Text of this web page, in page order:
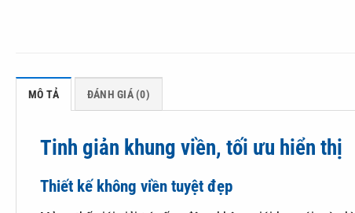
MÔ TẢ ĐÁNH GIÁ (0)
Tinh giản khung viền, tối ưu hiển thị
Thiết kế không viền tuyệt đẹp